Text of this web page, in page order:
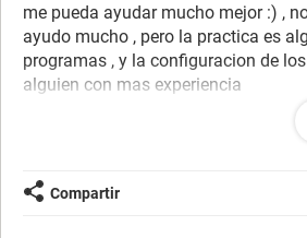
me pueda ayudar mucho mejor :) ,
ayudo mucho , pero la practica es
programas , y la configuracion de
alguien con mas experiencia
Compartir